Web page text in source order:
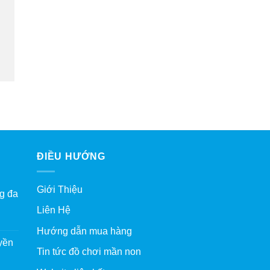
đa
ĐIỀU HƯỚNG
Giới Thiệu
Liên Hệ
Hướng dẫn mua hàng
Tin tức đồ chơi mần non